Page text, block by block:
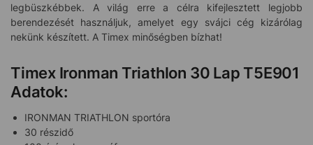
legbüszkébbek. A világ erre a célra kifejlesztett legjobb
berendezését használjuk, amelyet egy svájci cég kizárólag
nekünk készített. A Timex minőségben bízhat!
Timex Ironman Triathlon 30 Lap T5E901
Adatok:
IRONMAN TRIATHLON sportóra
30 részidő